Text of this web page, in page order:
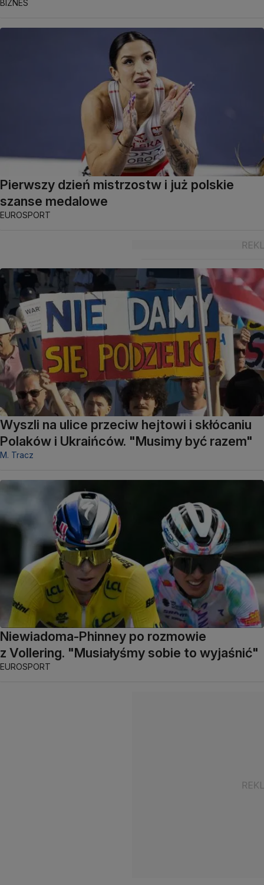
BIZNES
Pierwszy dzień mistrzostw i już polskie
szanse medalowe
EUROSPORT
Wyszli na ulice przeciw hejtowi i skłócaniu
Polaków i Ukraińców. "Musimy być razem"
M. Tracz
Niewiadoma-Phinney po rozmowie
z Vollering. "Musiałyśmy sobie to wyjaśnić"
EUROSPORT